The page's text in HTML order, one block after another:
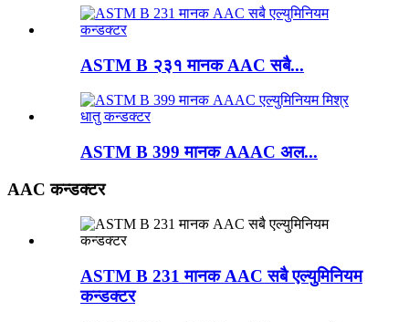
ASTM B २३१ मानक AAC सबै...
ASTM B 399 मानक AAAC अल...
AAC कन्डक्टर
ASTM B 231 मानक AAC सबै एल्युमिनियम
कन्डक्टर